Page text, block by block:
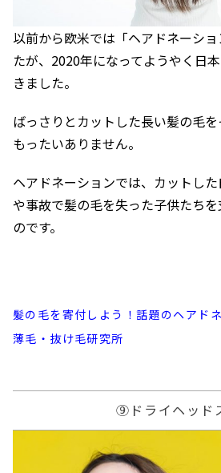
以前から欧米では「ヘアドネーシ
たが、2020年になってようやく日
きました。
ばっさりとカットした長い髪の毛
もったいありません。
ヘアドネーションでは、カットし
や事故で髪の毛を失った子供たち
のです。
髪の毛を寄付しよう！話題のヘアド
薄毛・抜け毛研究所
⑨ドライヘッド